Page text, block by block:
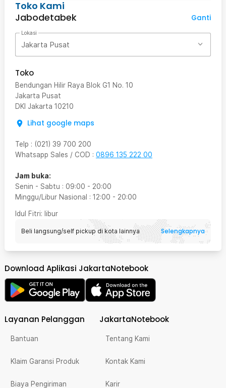
Toko Kami
Jabodetabek
Ganti
Lokasi
Jakarta Pusat
Toko
Bendungan Hilir Raya Blok G1 No. 10
Jakarta Pusat
DKI Jakarta 10210
Lihat google maps
Telp : (021) 39 700 200
Whatsapp Sales / COD : 0896 135 222 00
Jam buka:
Senin - Sabtu : 09:00 - 20:00
Minggu/Libur Nasional : 12:00 - 20:00
Idul Fitri: libur
Beli langsung/self pickup di kota lainnya Selengkapnya
Download Aplikasi JakartaNotebook
Layanan Pelanggan
Bantuan
Klaim Garansi Produk
Biaya Pengiriman
JakartaNotebook
Tentang Kami
Kontak Kami
Karir